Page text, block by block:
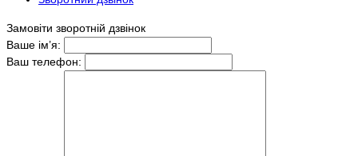
Замовіти зворотній дзвінок
Ваше ім’я:
Ваш телефон: